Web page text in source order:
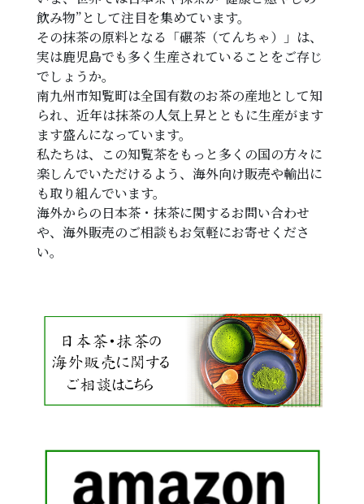
飲み物”として注目を集めています。
その抹茶の原料となる「碾茶（てんちゃ）」は、
実は鹿児島でも多く生産されていることをご存じ
でしょうか。
南九州市知覧町は全国有数のお茶の産地として知
られ、近年は抹茶の人気上昇とともに生産がます
ます盛んになっています。
私たちは、この知覧茶をもっと多くの国の方々に
楽しんでいただけるよう、海外向け販売や輸出に
も取り組んでいます。
海外からの日本茶・抹茶に関するお問い合わせ
や、海外販売のご相談もお気軽にお寄せくださ
い。